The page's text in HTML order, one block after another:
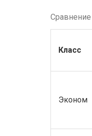
Класс
Эконом